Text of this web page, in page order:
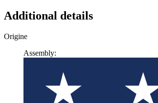
Additional details
Origine
Assembly: